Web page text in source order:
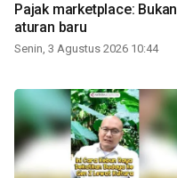
Pajak marketplace: Bukan
aturan baru
Senin, 3 Agustus 2026 10:44